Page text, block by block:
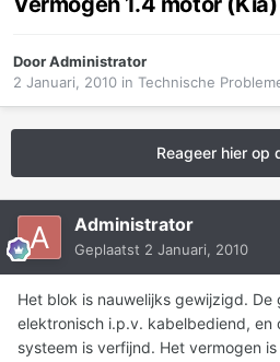
DoorAdministrator
2 Januari, 2010 in Technische
Reageer hier op
Administrator
Geplaatst 2 Januari, 2010
Het blok is nauwelijks gewijzigd. De
elektronisch i.p.v. kabelbediend, en
systeem is verfijnd. Het vermogen